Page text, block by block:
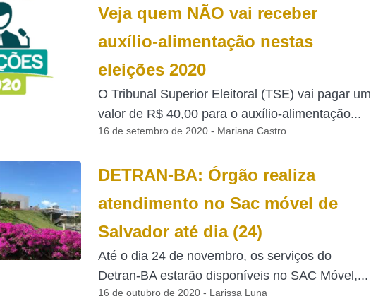
Veja quem NÃO vai receber
auxílio-alimentação nestas
eleições 2020
O Tribunal Superior Eleitoral (TSE) vai pagar um
valor de R$ 40,00 para o auxílio-alimentação...
16 de setembro de 2020 - Mariana Castro
DETRAN-BA: Órgão realiza
atendimento no Sac móvel de
Salvador até dia (24)
Até o dia 24 de novembro, os serviços do
Detran-BA estarão disponíveis no SAC Móvel,...
16 de outubro de 2020 - Larissa Luna